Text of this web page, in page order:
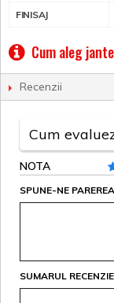
FINISAJ
Cum aleg
Recenzii
Cum
NOTA
SPUNE-NE
SUMARUL